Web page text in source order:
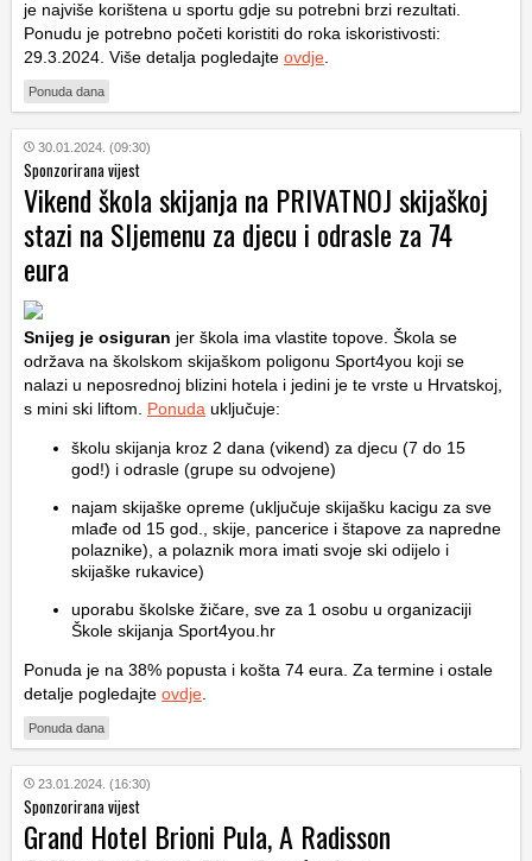
je najviše korištena u sportu gdje su potrebni brzi rezultati.
Ponudu je potrebno početi koristiti do roka iskoristivosti:
29.3.2024. Više detalja pogledajte ovdje
Ponuda dana
30.01.2024. (09:30)
Sponzorirana vijest
Vikend škola skijanja na PRIVATNOJ skijaškoj
stazi na Sljemenu za djecu i odrasle za 74
eura
Snijeg je osiguran jer škola ima vlastite topove. Škola se
održava na školskom skijaškom poligonu Sport4you koji se
nalazi u neposrednoj blizini hotela i jedini je te vrste u Hrvatskoj,
s mini ski liftom. Ponuda uključuje:
školu skijanja kroz 2 dana (vikend) za djecu (7 do 15
god!) i odrasle (grupe su odvojene)
najam skijaške opreme (uključuje skijašku kacigu za sve
mlađe od 15 god., skije, pancerice i štapove za napredne
polaznike), a polaznik mora imati svoje ski odijelo i
skijaške rukavice)
uporabu školske žičare, sve za 1 osobu u organizaciji
Škole skijanja Sport4you.hr
Ponuda je na 38% popusta i košta 74 eura. Za termine i ostale
detalje pogledajte ovdje
Ponuda dana
23.01.2024. (16:30)
Sponzorirana vijest
Grand Hotel Brioni Pula, A Radisson